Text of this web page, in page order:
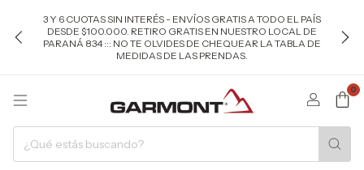
3 Y 6 CUOTAS SIN INTERÉS - ENVÍOS GRATIS A TODO EL PAÍS
DESDE $100.000. RETIRO GRATIS EN NUESTRO LOCAL DE
PARANÁ 834 ::: NO TE OLVIDES DE CHEQUEAR LA TABLA DE
MEDIDAS DE LAS PRENDAS.
0